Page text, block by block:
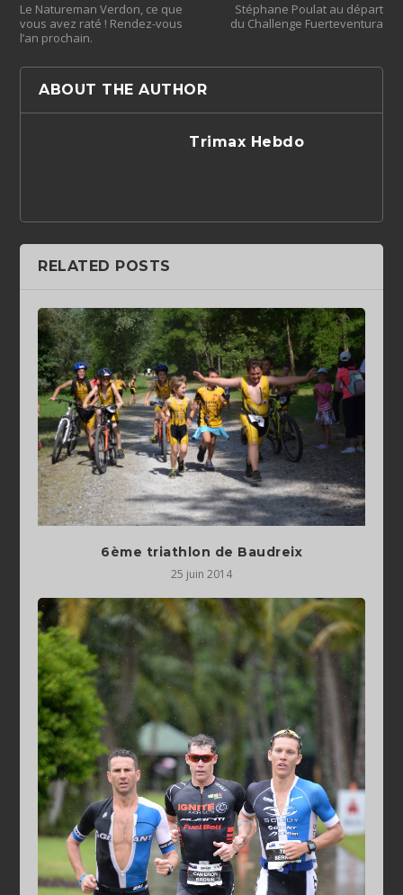
Le Natureman Verdon, ce que
vous avez raté ! Rendez-vous
l’an prochain.
Stéphane Poulat au départ
du Challenge Fuerteventura
ABOUT THE AUTHOR
Trimax Hebdo
RELATED POSTS
6ème triathlon de Baudreix
25 juin 2014